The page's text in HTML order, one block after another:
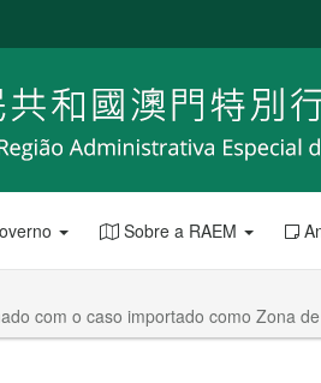
Sobre a RAEM
com o caso importado como Zona